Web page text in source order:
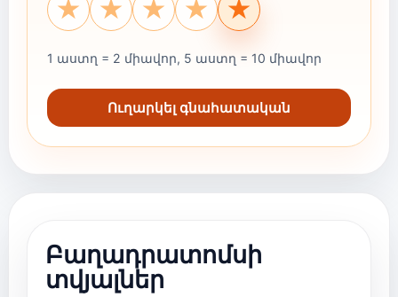
★
★
★
★
★
1 աստղ = 2 միավոր, 5 աստղ = 10 միավոր
Ուղարկել գնահատական
Բաղադրատոմսի
տվյալներ